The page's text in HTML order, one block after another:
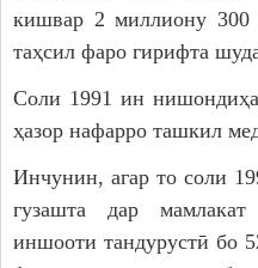
кишвар 2 миллиону 300
таҳсил фаро гирифта
Соли 1991 ин
ҳазор нафарро ташкил
Инчунин, агар то соли
гузашта дар
иншооти тандурустӣ бо